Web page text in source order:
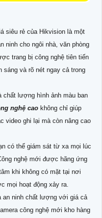
siêu rẻ của Hikvision là một
ninh cho ngôi nhà, văn phòng
trang bị công nghệ tiên tiến
sáng và rõ nét ngay cả trong
chất lượng hình ảnh màu ban
nghệ cao không chỉ giúp
video ghi lại mà còn nâng cao
có thể giám sát từ xa mọi lúc
nghệ mới được hãng ứng
khi không có mặt tại nơi
mọi hoạt động xảy ra.
an ninh chất lượng với giá cả
công nghệ mới kho hàng